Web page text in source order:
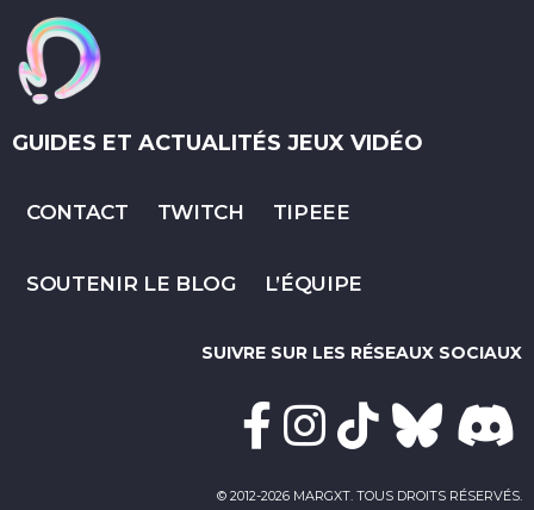
GUIDES ET ACTUALITÉS JEUX VIDÉO
CONTACT TWITCH TIPEEE
SOUTENIR LE BLOG L’ÉQUIPE
SUIVRE SUR LES RÉSEAUX SOCIAUX
© 2012-2026 MARGXT. TOUS DROITS RÉSERVÉS.